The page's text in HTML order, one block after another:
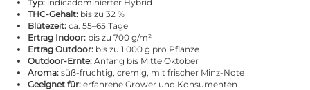
Typ: indicadominierter Hybrid
THC-Gehalt: bis zu 32 %
Blütezeit: ca. 55–65 Tage
Ertrag Indoor: bis zu 700 g/m²
Ertrag Outdoor: bis zu 1.000 g pro Pflanze
Outdoor-Ernte: Anfang bis Mitte Oktober
Aroma: süß-fruchtig, cremig, mit frischer Minz-Note
Geeignet für: erfahrene Grower und Konsumenten